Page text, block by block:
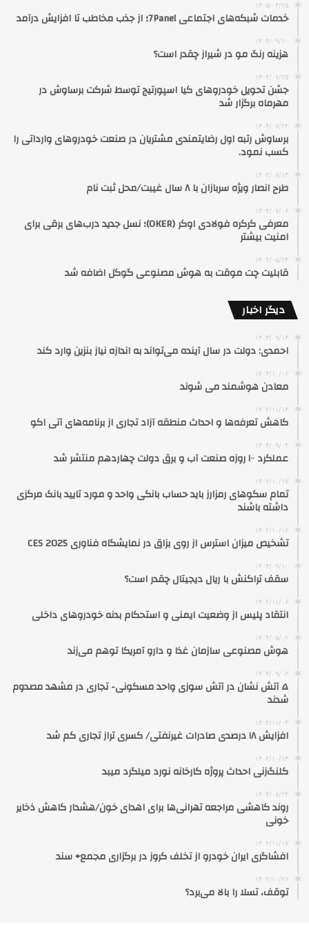
۱۴۰۵/۰۳/۲۵
خدمات شبکه‌های اجتماعی 7Panel؛ از جذب مخاطب تا افزایش درآمد
۱۴۰۴/۰۹/۱۰
هزینه رنگ مو در شیراز چقدر است؟
۱۴۰۴/۰۷/۲۵
جشن تحویل خودروهای کیا اسپورتیج توسط شرکت برساوش در
مهرماه برگزار شد
۱۴۰۴/۰۷/۲۲
برساوش رتبه اول رضایتمندی مشتریان در صنعت خودروهای وارداتی را
کسب نمود.
۱۴۰۴/۰۷/۱۴
طرح انصار ویژه سربازان با ۸ سال غیبت/محل ثبت نام
۱۴۰۴/۰۷/۰۶
معرفی کرکره فولادی اوکر (OKER)؛ نسل جدید درب‌های برقی برای
امنیت بیشتر
۱۴۰۴/۰۵/۲۳
قابلیت چت موقت به هوش مصنوعی گوگل اضافه شد
دیگر اخبار
۱۴۰۳/۰۹/۱۴
احمدی: دولت در سال آینده می‌تواند به اندازه نیاز بنزین وارد کند
۱۴۰۳/۱۰/۰۶
معادن هوشمند می شوند
۱۴۰۲/۱۱/۱۴
کاهش تعرفه‌ها و احداث منطقه آزاد تجاری از برنامه‌های آتی اکو
۱۴۰۳/۰۹/۰۴
عملکرد ۱۰۰ روزه صنعت آب و برق دولت چهاردهم منتشر شد
۱۴۰۲/۱۰/۱۷
تمام سکوهای رمزارز باید حساب بانکی واحد و مورد تایید بانک مرکزی
داشته باشند
۱۴۰۲/۱۰/۱۶
تشخیص میزان استرس از روی بزاق در نمایشگاه فناوری CES 2025
۱۴۰۳/۰۹/۱۰
سقف تراکنش با ریال دیجیتال چقدر است؟
۱۴۰۲/۱۱/۰۶
انتقاد پلیس از وضعیت ایمنی و استحکام بدنه خودروهای داخلی
۱۴۰۴/۰۵/۰۲
هوش مصنوعی سازمان غذا و دارو آمریکا توهم می‌زند
۱۴۰۳/۰۹/۰۲
۵ آتش نشان در آتش سوزی واحد مسکونی- تجاری در مشهد مصدوم
شدند
۱۴۰۲/۱۱/۰۴
افزایش ۱۸ درصدی صادرات غیرنفتی/ کسری تراز تجاری کم شد
۱۴۰۲/۱۰/۱۴
کلنگ‌زنی احداث پروژه کارخانه نورد میلگرد میبد
۱۴۰۳/۰۸/۲۴
روند کاهشی مراجعه تهرانی‌ها برای اهدای خون/هشدار کاهش ذخایر
خونی
۱۴۰۲/۱۱/۱۷
افشاگری ایران خودرو از تخلف کروز در برگزاری مجمع+ سند
۱۴۰۲/۱۰/۲۶
توقف، تسلا را بالا می‌برد؟